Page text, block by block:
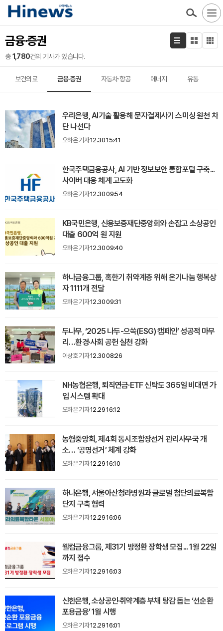
금융·증권
총1,780건의 기사가 있습니다.
보건의료 금융·증권 자동차·항공 에너지 유통
우리은행, AI기술 활용해 문자결제사기 스미싱 원천 차
단 나선다
오하은 기자12.30 15:41
한국주택금융공사, AI 기반 정보보안 통합포털 구축...
사이버 대응 체계 고도화
오하은 기자12.30 09:54
KB국민은행, 신용보증재단중앙회와 손잡고 소상공인
대출 600억 원 지원
오하은 기자12.30 09:40
하나금융그룹, 혹한기 취약계층 위해 온기나눔 행복상
자 1111개 전달
오하은 기자12.30 09:31
두나무, ‘2025 나두-으쓱(ESG) 캠페인’ 성공적 마무
리…환경·사회 공헌 실천 강화
이상호 기자12.30 08:26
NH농협은행, 퇴직연금·ETF 신탁도 365일 비대면 가
입 시스템 확대
오하은 기자12.29 16:12
농협중앙회, 제4회 동시조합장선거 관리사무국 개
소… ‘공명선거’ 체계 강화
오하은 기자12.29 16:10
하나은행, 서울아산청라병원과 글로벌 첨단의료복합
단지 구축 협력
오하은 기자12.29 16:06
웰컴금융그룹, 제31기 방정환 장학생 모집... 1월 22일
까지 접수
오하은 기자12.29 16:03
신한은행, 소상공인·취약계층 부채 탕감 돕는 ‘선순환
포용금융’ 1월 시행
오하은 기자12.29 16:01